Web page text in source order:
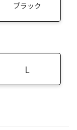
ブラック
L